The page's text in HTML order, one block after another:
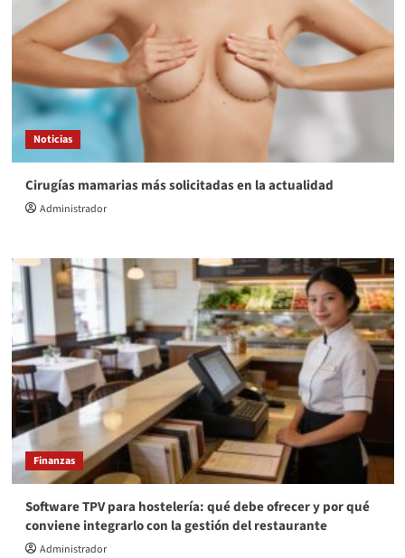
Noticias
Cirugías mamarias más solicitadas en la actualidad
Administrador
Finanzas
Software TPV para hostelería: qué debe ofrecer y por qué
conviene integrarlo con la gestión del restaurante
Administrador